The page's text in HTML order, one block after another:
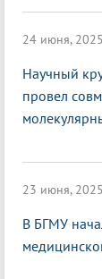
24 июня, 2025
Научный
провел
23 июня, 2025
В БГМУ